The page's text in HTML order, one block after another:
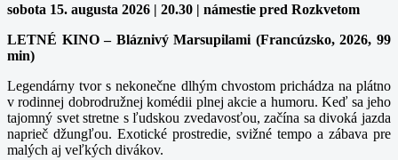
sobota 15. augusta 2026 | 20.30 | námestie pred Rozkvetom
LETNÉ KINO – Bláznivý Marsupilami (Francúzsko, 2026, 99
min)
Legendárny tvor s nekonečne dlhým chvostom prichádza na plátno
v rodinnej dobrodružnej komédii plnej akcie a humoru. Keď sa jeho
tajomný svet stretne s ľudskou zvedavosťou, začína sa divoká jazda
naprieč džungľou. Exotické prostredie, svižné tempo a zábava pre
malých aj veľkých divákov.